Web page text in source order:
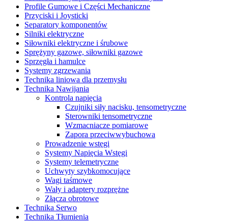
Profile Gumowe i Części Mechaniczne
Przyciski i Joysticki
Separatory komponentów
Silniki elektryczne
Siłowniki elektryczne i śrubowe
Sprężyny gazowe, siłowniki gazowe
Sprzęgła i hamulce
Systemy zgrzewania
Technika liniowa dla przemysłu
Technika Nawijania
Kontrola napięcia
Czujniki siły nacisku, tensometryczne
Sterowniki tensometryczne
Wzmacniacze pomiarowe
Zapora przeciwwybuchowa
Prowadzenie wstęgi
Systemy Napięcia Wstęgi
Systemy telemetryczne
Uchwyty szybkomocujące
Wagi taśmowe
Wały i adaptery rozprężne
Złącza obrotowe
Technika Serwo
Technika Tłumienia